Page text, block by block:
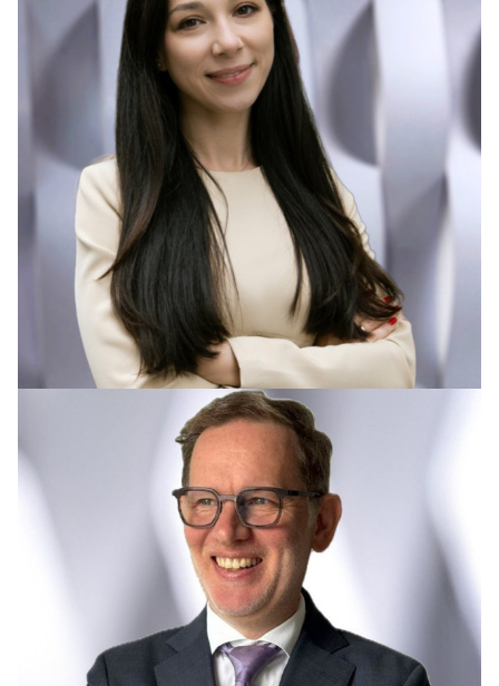
usacheva@kniazev.ru
+7 965 379-63-43, +7 (495) 9871870
Файнберг Дмитрий Михайлович
fainberg@kniazev.ru
+7 903 136-45-90, +7 (495) 9871870